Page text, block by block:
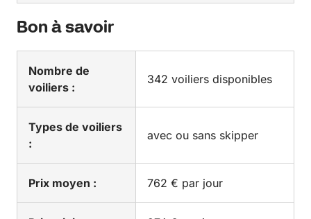
Bon à savoir
Nombre de
voiliers :
342 voiliers disponibles
Types de voiliers
:
avec ou sans skipper
Prix moyen : 762 € par jour